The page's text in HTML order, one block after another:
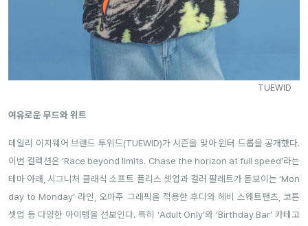
TUEWID
여유로운 무드와 위트
데일리 이지웨어 브랜드 투위드(TUEWID)가 시즌을 맞아 윈터 드롭을 공개했다.
이번 컬렉션은 ‘Race beyond limits. Chase the horizon at full speed’라는
테마 아래, 시그니처 클래식 소프트 플리스 셋업과 컬러 팔레트가 돋보이는 ‘Mon
day to Monday’ 라인, 오마주 그래픽을 적용한 후디와 헤비 스웨트팬츠, 코튼
셋업 등 다양한 아이템을 선보인다. 특히 ‘Adult Only’와 ‘Birthday Bar’ 카테고